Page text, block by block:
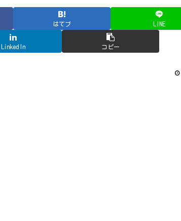
はてブ LINE
LinkedIn コピー